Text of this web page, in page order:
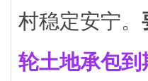
村稳定安宁。
轮土地承包